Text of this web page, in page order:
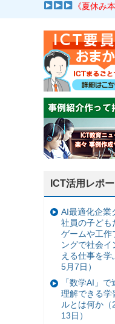
《夏休み
ICT活用レポー
AI最適化企業
社員の子ども
ゲームや工作
ングで社会イ
える仕事を
5月7日）
「数学AI」
理解できる学
ルとは何か（
13日）